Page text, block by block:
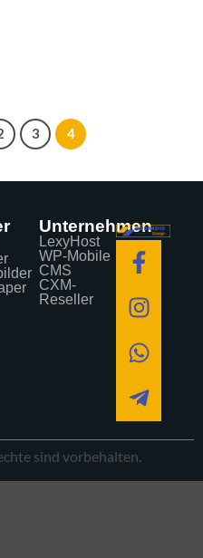
3 4
Unternehmen
LexyHost
WP-Mobile
CMS
CXM-
Reseller
sind vorbehalten.